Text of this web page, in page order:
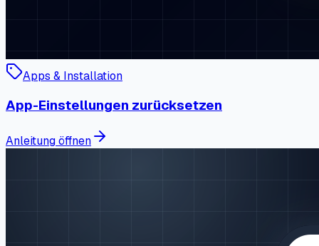
Apps & Installation
App-Einstellungen zurücksetzen
Anleitung öffnen